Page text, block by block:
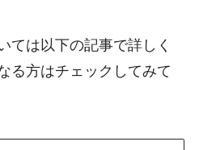
ては以下の記事で詳しく
る方はチェックしてみて